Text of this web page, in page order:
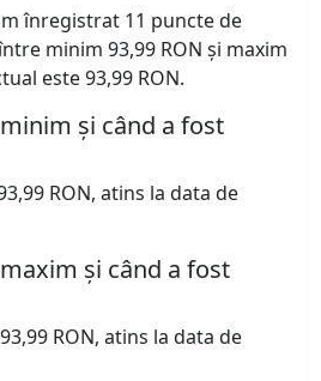
înregistrat 11 puncte de
minim 93,99 RON și maxim
este 93,99 RON.
și când a fost
RON, atins la data de
și când a fost
RON, atins la data de